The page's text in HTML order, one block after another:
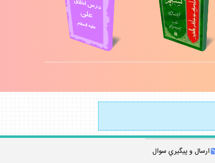
ارسال و پيگيري سوال